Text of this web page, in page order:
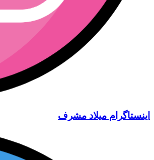
اینستاگرام میلاد مشرف